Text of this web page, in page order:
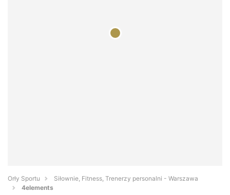
Orły Sportu
Siłownie, Fitness, Trenerzy personalni - Warszawa
4elements